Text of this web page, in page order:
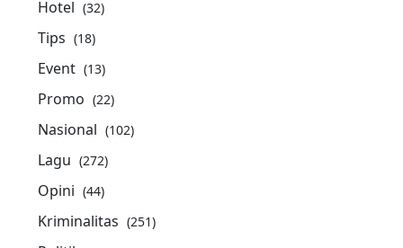
Hotel (32)
Tips (18)
Event (13)
Promo (22)
Nasional (102)
Lagu (272)
Opini (44)
Kriminalitas (251)